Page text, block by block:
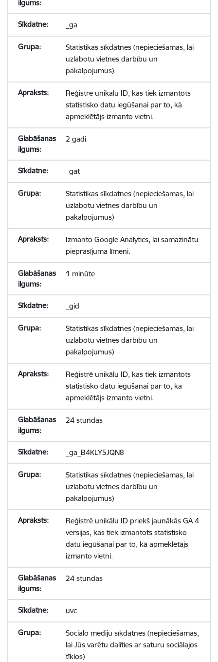
_ga
Statistikas sīkdatnes (nepieciešamas, lai
uzlabotu vietnes darbību un
pakalpojumus)
Reģistrē unikālu ID, kas tiek izmantots
statistisko datu iegūšanai par to, kā
apmeklētājs izmanto vietni.
2 gadi
_gat
Statistikas sīkdatnes (nepieciešamas, lai
uzlabotu vietnes darbību un
pakalpojumus)
Izmanto Google Analytics, lai samazinātu
pieprasījuma līmeni.
1 minūte
_gid
Statistikas sīkdatnes (nepieciešamas, lai
uzlabotu vietnes darbību un
pakalpojumus)
Reģistrē unikālu ID, kas tiek izmantots
statistisko datu iegūšanai par to, kā
apmeklētājs izmanto vietni.
24 stundas
_ga_B4KLY5JQN8
Statistikas sīkdatnes (nepieciešamas, lai
uzlabotu vietnes darbību un
pakalpojumus)
Reģistrē unikālu ID priekš jaunākās GA 4
versijas, kas tiek izmantots statistisko
datu iegūšanai par to, kā apmeklētājs
izmanto vietni.
24 stundas
uvc
Sociālo mediju sīkdatnes (nepieciešamas,
lai Jūs varētu dalīties ar saturu sociālajos
tīklos)